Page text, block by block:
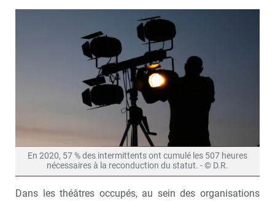
En 2020, 57 % des intermittents ont cumulé les 507 heures
nécessaires à la reconduction du statut. - © D.R.
Dans les théâtres occupés, au sein des organisations